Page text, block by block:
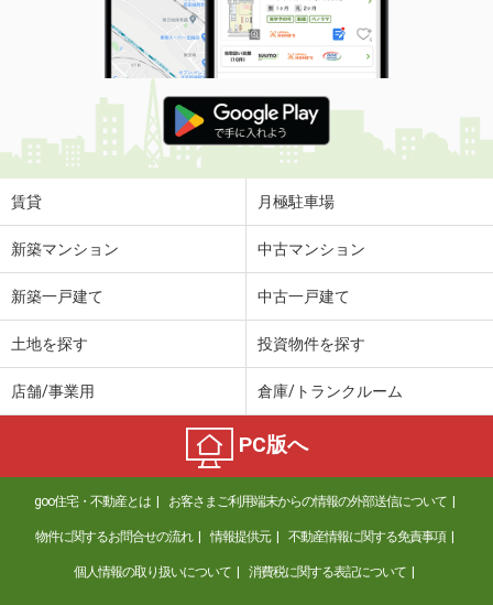
賃貸 月極駐車場
新築マンション 中古マンション
新築一戸建て 中古一戸建て
土地を探す 投資物件を探す
店舗/事業用 倉庫/トランクルーム
PC版へ
goo住宅・不動産とは お客さまご利用端末からの情報の外部送信について
物件に関するお問合せの流れ 情報提供元 不動産情報に関する免責事項
個人情報の取り扱いについて 消費税に関する表記について